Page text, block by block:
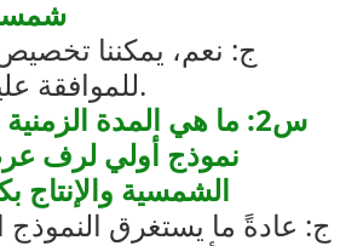
ج: نعم، يمكننا
للموافقة عليه قبل الإنتاج.
س2: ما هي المدة الزمنية
نموذج أولي لرف
الشمسية والإنتاج
ج: عادةً ما يستغرق النموذج